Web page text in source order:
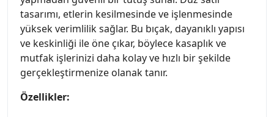
tasarımı, etlerin kesilmesinde ve işlenmesinde
yüksek verimlilik sağlar. Bu bıçak, dayanıklı yapısı
ve keskinliği ile öne çıkar, böylece kasaplık ve
mutfak işlerinizi daha kolay ve hızlı bir şekilde
gerçekleştirmenize olanak tanır.
Özellikler: